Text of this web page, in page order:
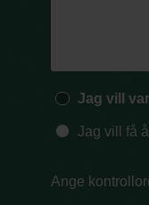
Jag vill
Jag vill få
Ange